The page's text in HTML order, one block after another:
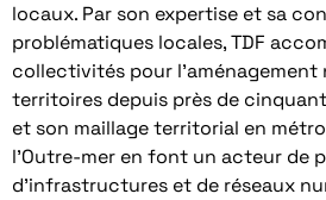
locaux. Par son expertise et sa
problématiques locales, TDF
collectivités pour l’aménagement
territoires depuis près de
et son maillage territorial en
l’Outre-mer en font un acteur de
d’infrastructures et de réseaux